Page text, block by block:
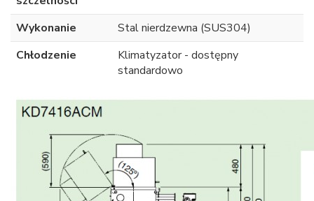
Wykonanie
Stal nierdzewna (SUS304)
Chłodzenie
Klimatyzator - dostępny
standardowo